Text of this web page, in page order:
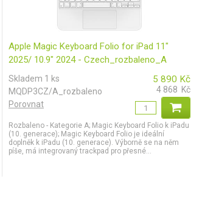
Apple Magic Keyboard Folio for iPad 11"
2025/ 10.9" 2024 - Czech_rozbaleno_A
Skladem 1 ks
MQDP3CZ/A_rozbaleno
Porovnat
5 890 Kč
4 868 Kč
Rozbaleno - Kategorie A; Magic Keyboard Folio k iPadu
(10. generace); Magic Keyboard Folio je ideální
doplněk k iPadu (10. generace). Výborně se na něm
píše, má integrovaný trackpad pro přesné...